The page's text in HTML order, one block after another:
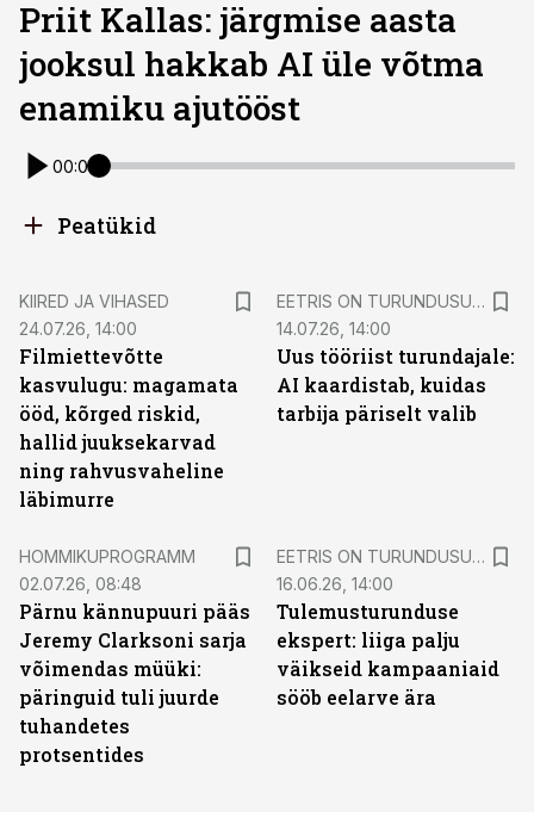
Priit Kallas: järgmise aasta
jooksul hakkab AI üle võtma
enamiku ajutööst
00:00
Peatükid
KIIRED JA VIHASED
24.07.26, 14:00
Filmiettevõtte
kasvulugu: magamata
ööd, kõrged riskid,
hallid juuksekarvad
ning rahvusvaheline
läbimurre
EETRIS ON TURUNDUSUUDISED
14.07.26, 14:00
Uus tööriist turundajale:
AI kaardistab, kuidas
tarbija päriselt valib
HOMMIKUPROGRAMM
02.07.26, 08:48
Pärnu kännupuuri pääs
Jeremy Clarksoni sarja
võimendas müüki:
päringuid tuli juurde
tuhandetes
protsentides
EETRIS ON TURUNDUSUUDISED
16.06.26, 14:00
Tulemusturunduse
ekspert: liiga palju
väikseid kampaaniaid
sööb eelarve ära